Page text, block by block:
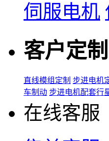
伺服电机
客户定
直线模组定制 步进电机
车制动 步进电机配套行
在线客服